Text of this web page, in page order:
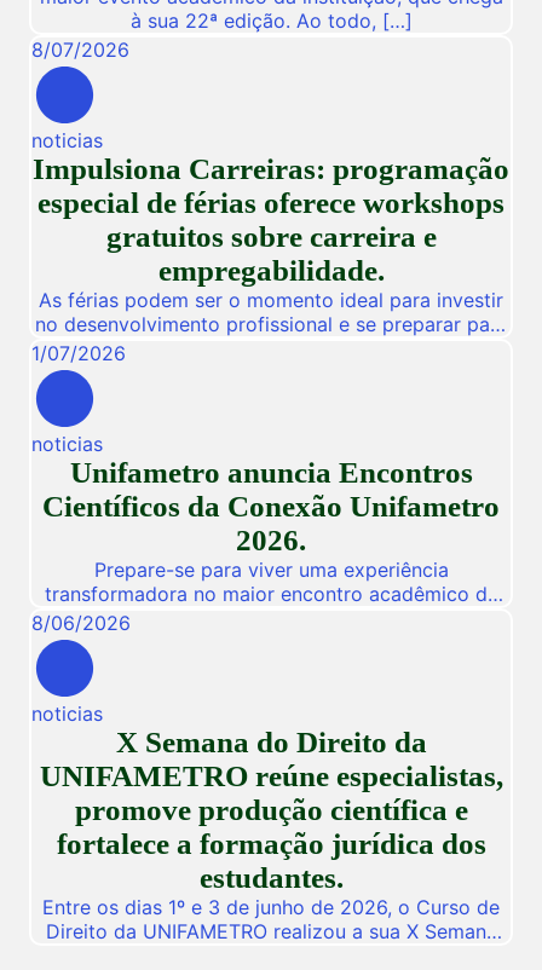
à sua 22ª edição. Ao todo, […]
8/07/2026
noticias
Impulsiona Carreiras: programação
especial de férias oferece workshops
gratuitos sobre carreira e
empregabilidade.
As férias podem ser o momento ideal para investir
no desenvolvimento profissional e se preparar para
novas oportunidades no mercado de trabalho.
Pensando nisso, a Unifametro Carreiras promoverá,
de 27 a 31 de julho, o Impulsiona Carreiras, uma
programação especial de férias composta por
workshops online e gratuitos voltados para alunos,
egressos e público interessado. […]
1/07/2026
noticias
Unifametro anuncia Encontros
Científicos da Conexão Unifametro
2026.
Prepare-se para viver uma experiência
transformadora no maior encontro acadêmico da
nossa instituição! De 03 a 05 de Novembro de
2026, a Unifametro abre suas portas para a
Conexão Unifametro 2026, um evento presencial
dedicado a fomentar a inovação, a troca de
vivências profissionais e a disseminação de
descobertas científicas. Com o propósito central
de […]
8/06/2026
noticias
X Semana do Direito da
UNIFAMETRO reúne especialistas,
promove produção científica e
fortalece a formação jurídica dos
estudantes.
Entre os dias 1º e 3 de junho de 2026, o Curso de
Direito da UNIFAMETRO realizou a sua X Semana